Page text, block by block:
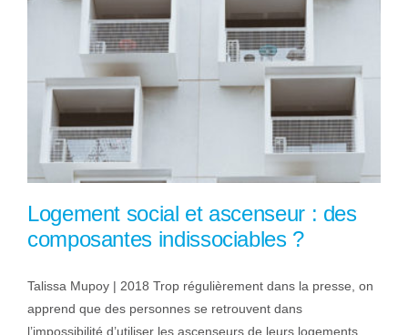
Logement social et ascenseur : des
composantes indissociables ?
Talissa Mupoy | 2018 Trop régulièrement dans la presse, on
apprend que des personnes se retrouvent dans
l’impossibilité d’utiliser les ascenseurs de leurs logements